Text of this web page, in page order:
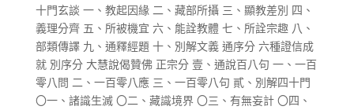
十門玄談 一、教起因緣 二、藏部所攝 三、顯教差別 四、
義理分齊 五、所被機宜 六、能詮教體 七、所詮宗趣 八、
部類傳譯 九、通釋經題 十、別解文義 通序分 六種證信成
就 別序分 大慧說偈贊佛 正宗分 壹、通說百八句 一、一百
零八問 二、一百零八應 三、一百零八句 貳、別解四十門
〇一、諸識生滅 〇二、藏識境界 〇三、有無妄計 〇四、